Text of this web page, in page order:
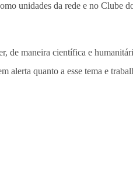
unidades da rede e no Clube
de maneira científica e
quanto a esse tema e